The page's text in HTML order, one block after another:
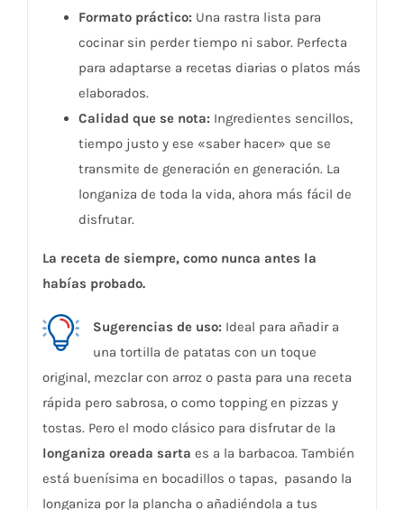
Formato práctico: Una rastra lista para
cocinar sin perder tiempo ni sabor. Perfecta
para adaptarse a recetas diarias o platos más
elaborados.
Calidad que se nota: Ingredientes sencillos,
tiempo justo y ese «saber hacer» que se
transmite de generación en generación. La
longaniza de toda la vida, ahora más fácil de
disfrutar.
La receta de siempre, como nunca antes la
habías probado.
Sugerencias de uso: Ideal para añadir a
una tortilla de patatas con un toque
original, mezclar con arroz o pasta para una receta
rápida pero sabrosa, o como topping en pizzas y
tostas. Pero el modo clásico para disfrutar de la
longaniza oreada sarta es a la barbacoa. También
está buenísima en bocadillos o tapas, pasando la
longaniza por la plancha o añadiéndola a tus